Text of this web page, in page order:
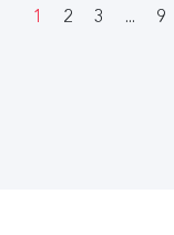
1 2 3 ... 9